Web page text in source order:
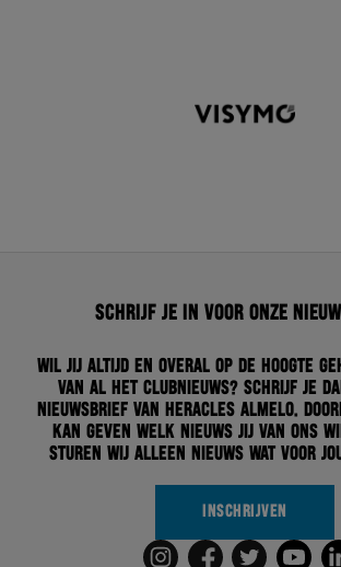
Schrijf je in voor onze
Wil jij altijd en overal op de hoogte
van al het clubnieuws? Schrijf je
nieuwsbrief van Heracles Almelo.
kan geven welk nieuws jij van ons
sturen wij alleen nieuws wat voor
INSCHRIJVEN